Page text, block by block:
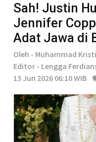
Sah! Justin
Jennifer
Adat Jawa di
Oleh - Muhammad
Editor - Lengga
13 Jun 2026 06:10 WIB